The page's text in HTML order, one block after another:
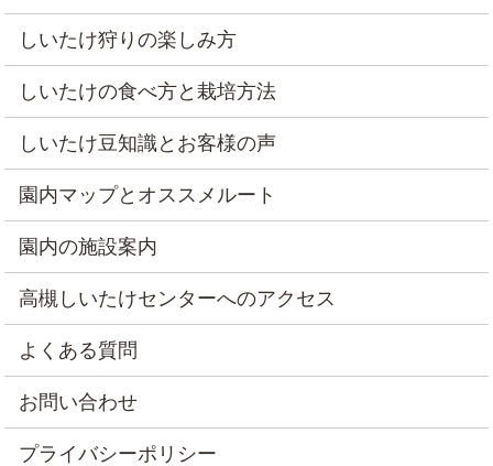
しいたけ狩りの楽しみ方
しいたけの食べ方と栽培方法
しいたけ豆知識とお客様の声
園内マップとオススメルート
園内の施設案内
高槻しいたけセンターへのアクセス
よくある質問
お問い合わせ
プライバシーポリシー